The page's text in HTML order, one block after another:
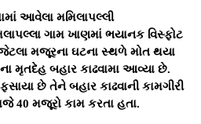
આવેલા મમિલાપલ્લી
ગામ ખાણમાં ભયાનક વિસ્ફોટ
મજૂરના ઘટના સ્થળે મોત થયા
મૃતદેહ બહાર કાઢવામા આવ્યા છે.
છે તેને બહાર કાઢવાની કામગીરી
40 મજૂરો કામ કરતા હતા.